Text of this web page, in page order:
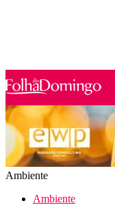
Ambiente
Ambiente